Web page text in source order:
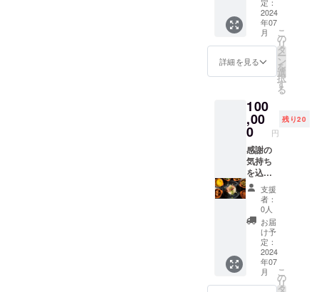
意書き
をご確
認くだ
さい。
りして
いま
す。
コー
来の味
をお楽
ため、
無糖の
製品と
なって
おりま
す。 原
材料及
び添加
物等の
食品表
示はお
届け商
品のラ
ベルに
表記さ
れま
りくだ
さい。
・賞味
期限：
製造日
から１
コー
ヒー
（国内
・主原
料の原
産地：
スリラ
ンカ
【コー
ヒー
豆】 ・
サイ
ズ：
10cmx
7cm ・
重量：
直射日
光を避
け、常
温で保
存。
保存し
お早め
にお召
し上が
りくだ
さい。
・賞味
期限：
製造日
から１
０ヶ月
・原材
料：
コー
ヒー
（国内
製造）
す。 セ
イロン
コー
ヒーの
【アイ
スコー
【バ
キュー
ムフラ
スクス
テム１
個】
【コー
ヒーの
木の命
名権】
をご提
供しま
す。
【アイ
スコー
ヒー】
・サイ
定：
2024
年07
月
詳細を見る
こ
の
リ
タ
ー
ン
を
選
択
す
る
100
,00
0 円
残り20
感謝の
気持ち
を込め
て、お
礼の
メッ
セージ
をお送
りしま
す。 セ
イロン
コー
ヒーの
支援
者：
0人
お届
け予
定：
2024
年07
月
こ
の
リ
タ